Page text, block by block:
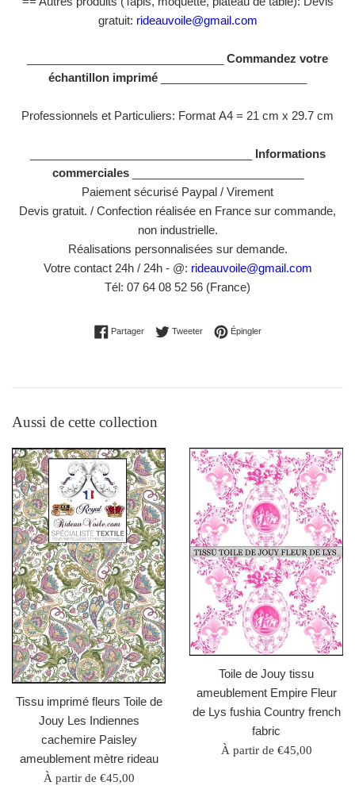
gratuit: rideauvoile@gmail.com
Commandez votre
échantillon imprimé
Professionnels et Particuliers: Format A4 = 21 cm x 29.7 cm
Informations
commerciales___________________________
Paiement sécurisé Paypal / Virement
Devis gratuit. / Confection réalisée en France sur commande,
non industrielle.
Réalisations personnalisées sur demande.
Votre contact 24h / 24h - @: rideauvoile@gmail.com
Tél: 07 64 08 52 56 (France)
PartagerPartager sur Facebook
TweeterTweeter sur Twitter
ÉpinglerÉpingler sur Pinterest
Aussi de cette collection
Tissu imprimé fleurs Toile de
Jouy Les Indiennes
cachemire Paisley
ameublement mètre rideau
À partir de €45,00
Toile de Jouy tissu
ameublement Empire Fleur
de Lys fushia Country french
fabric
À partir de €45,00